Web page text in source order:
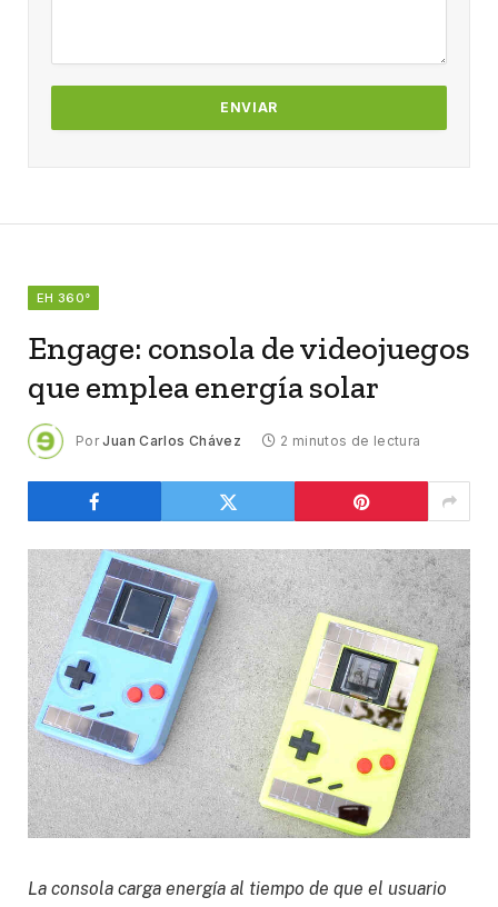
EH 360°
Engage: consola de videojuegos
que emplea energía solar
Por Juan Carlos Chávez 2 minutos de lectura
La consola carga energía al tiempo de que el usuario